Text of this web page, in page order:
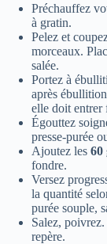
Préchauffez
à gratin.
Pelez et
morceaux.
salée.
Portez à
après
elle doit entrer
Égouttez
presse-purée
Ajoutez les 60
fondre.
Versez
la quantité
purée souple,
Salez,
repère.